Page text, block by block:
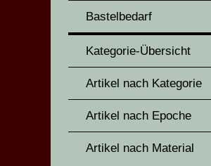
Bastelbedarf
Kategorie-Übersicht
Artikel nach Kategorie
Artikel nach Epoche
Artikel nach Material